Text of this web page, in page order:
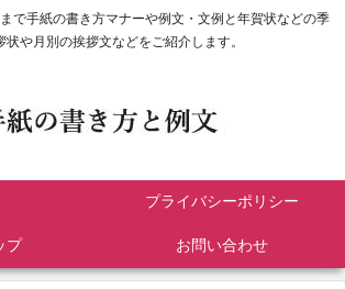
で手紙の書き方マナーや例文・文例と年賀状などの季
状や月別の挨拶文などをご紹介します。
プライバシーポリシー
プ お問い合わせ